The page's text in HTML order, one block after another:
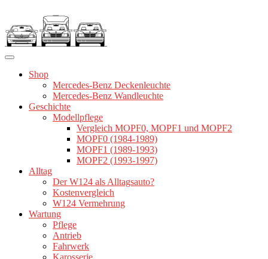
springen
Shop
Mercedes-Benz Deckenleuchte
Mercedes-Benz Wandleuchte
Geschichte
Modellpflege
Vergleich MOPF0, MOPF1 und MOPF2
MOPF0 (1984-1989)
MOPF1 (1989-1993)
MOPF2 (1993-1997)
Alltag
Der W124 als Alltagsauto?
Kostenvergleich
W124 Vermehrung
Wartung
Pflege
Antrieb
Fahrwerk
Karosserie